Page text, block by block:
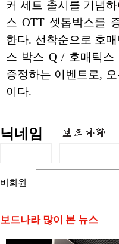
커 세트 출시를 기념
스 OTT 셋톱박스를
한다. 선착순으로 호
스 박스 Q / 호매틱스
증정하는 이벤트로,
이다.
닉네임
비회원
보드나라 많이 본 뉴스